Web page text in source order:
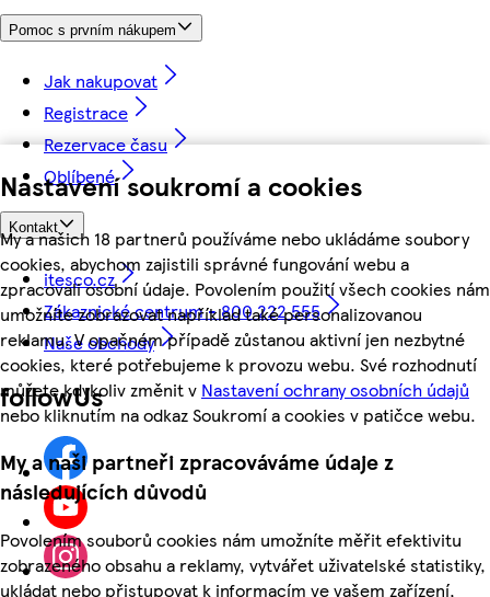
Nastavení soukromí a cookies
My a našich 18 partnerů používáme nebo ukládáme soubory
cookies, abychom zajistili správné fungování webu a
zpracovali osobní údaje. Povolením použití všech cookies nám
umožníte zobrazovat například také personalizovanou
reklamu. V opačném případě zůstanou aktivní jen nezbytné
cookies, které potřebujeme k provozu webu. Své rozhodnutí
můžete kdykoliv změnit v Nastavení ochrany osobních údajů
nebo kliknutím na odkaz Soukromí a cookies v patičce webu.
My a naši partneři zpracováváme údaje z
následujících důvodů
Povolením souborů cookies nám umožníte měřit efektivitu
zobrazeného obsahu a reklamy, vytvářet uživatelské statistiky,
ukládat nebo přistupovat k informacím ve vašem zařízení,
Pomoc s prvním nákupem
Jak nakupovat
Registrace
Rezervace času
Oblíbené
Kontakt
itesco.cz
Zákaznické centrum - 800 222 555
Naše obchody
followUs